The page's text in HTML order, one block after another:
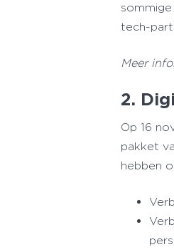
tech-
Meer
2.
Op 16
pakket
hebben